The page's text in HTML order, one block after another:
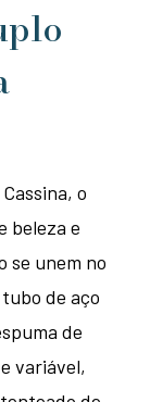
o
beleza e
se unem no
de aço
de
variável,